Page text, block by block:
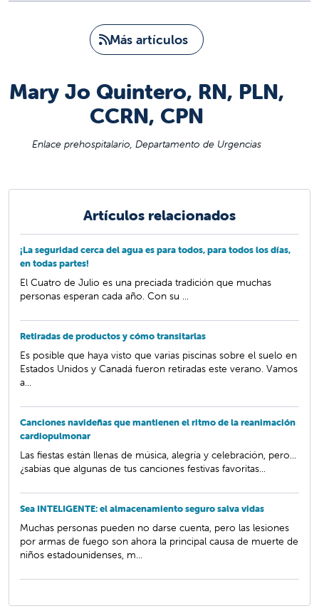
Más artículos
Mary Jo Quintero, RN, PLN,
CCRN, CPN
Enlace prehospitalario, Departamento de Urgencias
Artículos relacionados
¡La seguridad cerca del agua es para todos, para todos los días,
en todas partes!
El Cuatro de Julio es una preciada tradición que muchas
personas esperan cada año. Con su ...
Retiradas de productos y cómo transitarlas
Es posible que haya visto que varias piscinas sobre el suelo en
Estados Unidos y Canadá fueron retiradas este verano. Vamos
a...
Canciones navideñas que mantienen el ritmo de la reanimación
cardiopulmonar
Las fiestas están llenas de música, alegría y celebración, pero...
¿sabías que algunas de tus canciones festivas favoritas...
Sea INTELIGENTE: el almacenamiento seguro salva vidas
Muchas personas pueden no darse cuenta, pero las lesiones
por armas de fuego son ahora la principal causa de muerte de
niños estadounidenses, m...